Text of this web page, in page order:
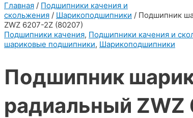
Главная / Подшипники качения и
скольжения / Шарикоподшипники / Подшипник
ZWZ 6207-2Z (80207)
Подшипники качения, Подшипники качения и
шариковые подшипники, Шарикоподшипники
Подшипник
радиальный ZWZ